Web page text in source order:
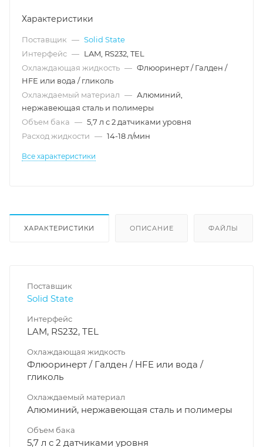
Характеристики
Поставщик — Solid State
Интерфейс — LAM, RS232, TEL
Охлаждающая жидкость — Флюоринерт / Галден /
HFE или вода / гликоль
Охлаждаемый материал — Алюминий,
нержавеющая сталь и полимеры
Объем бака — 5,7 л с 2 датчиками уровня
Расход жидкости — 14-18 л/мин
Все характеристики
ХАРАКТЕРИСТИКИ ОПИСАНИЕ ФАЙЛЫ
Поставщик
Solid State
Интерфейс
LAM, RS232, TEL
Охлаждающая жидкость
Флюоринерт / Галден / HFE или вода /
гликоль
Охлаждаемый материал
Алюминий, нержавеющая сталь и полимеры
Объем бака
5,7 л с 2 датчиками уровня